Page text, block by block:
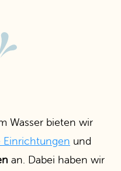
Wasser bieten wir
Einrichtungen und
an. Dabei haben wir